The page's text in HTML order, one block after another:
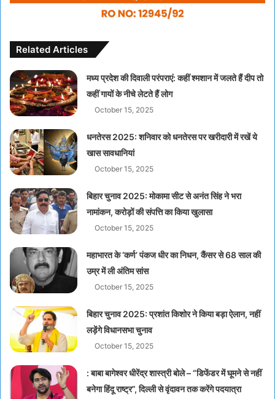
Related Articles
मध्य प्रदेश की दिवाली परंपराएं: कहीं श्मशान में जलते हैं दीप तो
कहीं गायों के नीचे लेटते हैं लोग
October 15, 2025
धनतेरस 2025: शनिवार को धनतेरस पर खरीदारी में रखें ये
खास सावधानियां
October 15, 2025
बिहार चुनाव 2025: मोकामा सीट से अनंत सिंह ने भरा
नामांकन, करोड़ों की संपत्ति का किया खुलासा
October 15, 2025
महाभारत के ‘कर्ण’ पंकज धीर का निधन, कैंसर से 68 साल की
उम्र में ली अंतिम सांस
October 15, 2025
बिहार चुनाव 2025: प्रशांत किशोर ने किया बड़ा ऐलान, नहीं
लड़ेंगे विधानसभा चुनाव
October 15, 2025
: बाबा बागेश्वर धीरेंद्र शास्त्री बोले – “डिफेंडर में घूमने से नहीं
बनेगा हिंदू राष्ट्र”, दिल्ली से वृंदावन तक करेंगे पदयात्रा